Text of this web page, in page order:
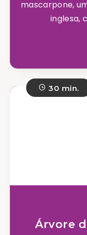
mascarpone,
inglesa,
30 min.
Árvore